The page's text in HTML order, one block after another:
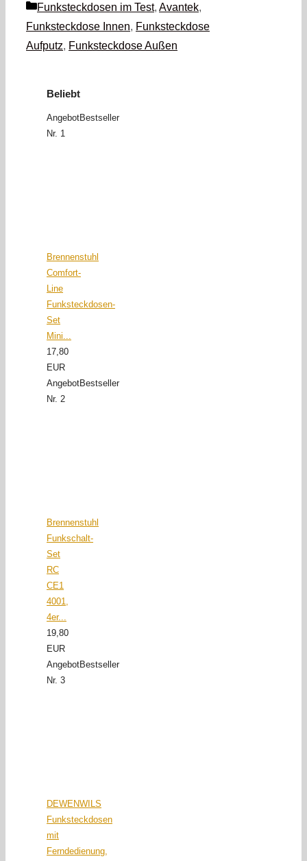
Kategorien
Funksteckdosen im Test, Avantek,
Funksteckdose Innen, Funksteckdose
Aufputz, Funksteckdose Außen
Beliebt
AngebotBestseller
Nr. 1
Brennenstuhl
Comfort-
Line
Funksteckdosen-
Set
Mini...
17,80
EUR
AngebotBestseller
Nr. 2
Brennenstuhl
Funkschalt-
Set
RC
CE1
4001,
4er...
19,80
EUR
AngebotBestseller
Nr. 3
DEWENWILS
Funksteckdosen
mit
Ferndedienung,